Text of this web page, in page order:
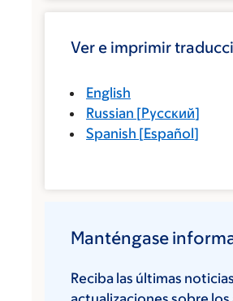
Ver e imprimir
English
Russian [Русский]
Spanish [Español]
Manténgase
Reciba las últimas